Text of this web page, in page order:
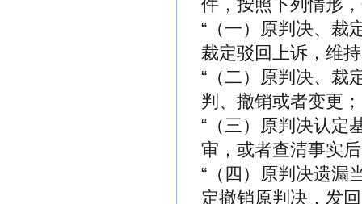
件，按照下列情形
“（一）原判决、裁
裁定驳回上诉，维
“（二）原判决、裁
判、撤销或者变更；
“（三）原判决认定
审，或者查清事实
“（四）原判决遗漏
定撤销原判决，发